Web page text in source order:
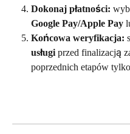
Dokonaj płatności:
Google Pay/Apple Pay
Końcowa weryfikacja:
usługi przed finalizacją
poprzednich etapów